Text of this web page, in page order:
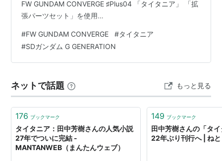
アリアバート・タイタニア：近藤隆
イドリス・タイタニア：吉野裕行
ザーリッシュ・タイタニア：武虎
リディア：名塚佳織
アジュマーン・タイタニア：三宅健太
ミハエル・ワレンコフ：斧アツシ
リラ・フローレンツ：矢作紗友里
アルセス・タイタニア：草尾毅
ナレーション：潘恵子
FW GUNDAM CONVERGE ♯Plus04 「タイタニア」 「拡
張パーツセット」を使用…
#FW GUNDAM CONVERGE #タイタニア
#SDガンダム G GENERATION
ネットで話題 もっと見る
176 ブックマーク
タイタニア：田中芳樹さんの人気小説
27年でついに完結 -
MANTANWEB（まんたんウェブ）
149 ブックマーク
田中芳樹さんの「タ
22年ぶり刊行へ | ね